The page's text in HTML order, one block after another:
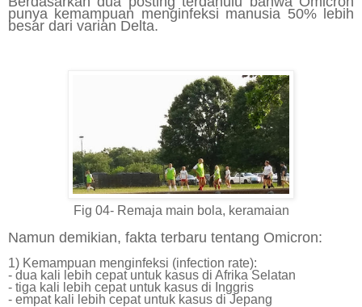
punya kemampuan menginfeksi manusia 50% lebih
besar dari varian Delta.
Fig 04- Remaja main bola, keramaian
Namun demikian, fakta terbaru tentang Omicron:
1) Kemampuan menginfeksi (infection rate):
- dua kali lebih cepat untuk kasus di Afrika Selatan
- tiga kali lebih cepat untuk kasus di Inggris
- empat kali lebih cepat untuk kasus di Jepang